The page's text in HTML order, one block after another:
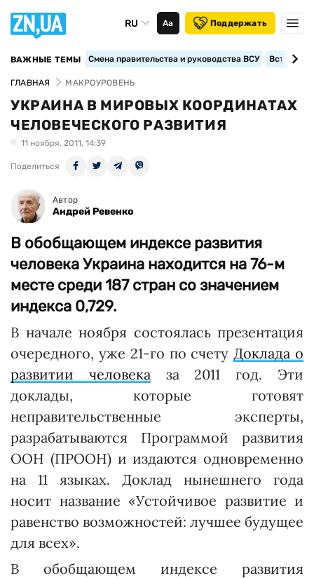
RU Аа Поддержать
ВАЖНЫЕ ТЕМЫ Смена правительства и руководства ВСУ
ГЛАВНАЯ МАКРОУРОВЕНЬ
УКРАИНА В МИРОВЫХ КООРДИНАТАХ
ЧЕЛОВЕЧЕСКОГО РАЗВИТИЯ
11 ноября, 2011, 14:39
Поделиться
Автор
Андрей Ревенко
В обобщающем индексе развития
человека Украина находится на 76-м
мес­те среди 187 стран со значением
индекса 0,729.
В начале ноября состоялась презентация
очередного, уже 21-го по счетуДоклада о
развитии человеказа 2011 год. Эти
доклады, которые готовят
неправительственные эксперты,
разрабатываются Программой развития
ООН (ПРООН) и издаются одновременно
на 11 языках. Доклад нынешнего года
носит название «Устойчивое развитие и
равенство возможностей: лучшее будущее
для всех».
В обобщающем индексе развития